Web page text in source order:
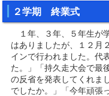
２学期 終業式
１年、３年、５年生が
はありましたが、１２月
インで行われました。代
た。」「持久走大会で最
の反省を発表してくれま
でしたか。」「今年頑張